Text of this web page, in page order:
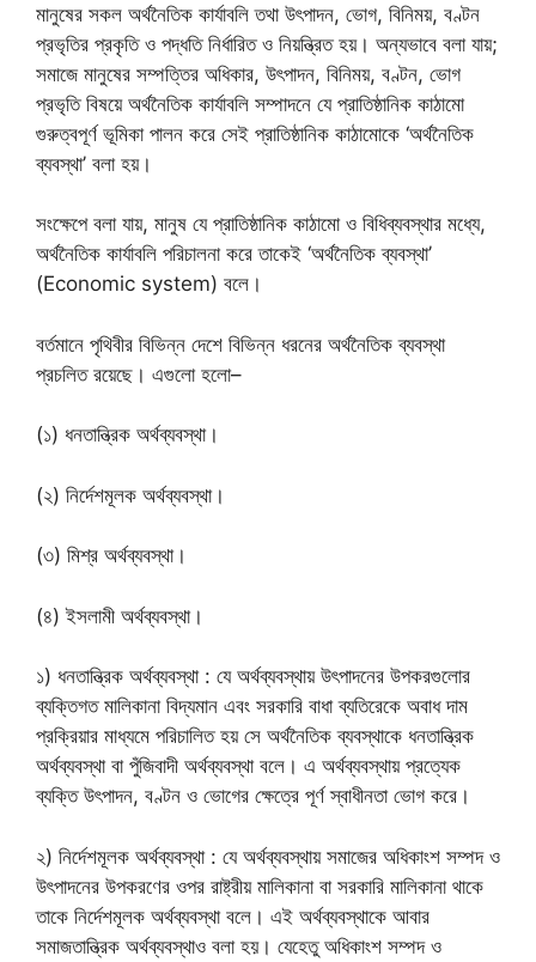
মানুষের সকল অর্থনৈতিক কার্যাবলি তথা উৎপাদন, ভোগ, বিনিময়, বণ্টন
প্রভৃতির প্রকৃতি ও পদ্ধতি নির্ধারিত ও নিয়ন্ত্রিত হয়। অন্যভাবে বলা যায়;
সমাজে মানুষের সম্পত্তির অধিকার, উৎপাদন, বিনিময়, বণ্টন, ভোগ
প্রভৃতি বিষয়ে অর্থনৈতিক কার্যাবলি সম্পাদনে যে প্রাতিষ্ঠানিক কাঠামো
গুরুত্বপূর্ণ ভূমিকা পালন করে সেই প্রাতিষ্ঠানিক কাঠামোকে ‘অর্থনৈতিক
ব্যবস্থা’ বলা হয়।
সংক্ষেপে বলা যায়, মানুষ যে প্রাতিষ্ঠানিক কাঠামো ও বিধিব্যবস্থার মধ্যে,
অর্থনৈতিক কার্যাবলি পরিচালনা করে তাকেই ‘অর্থনৈতিক ব্যবস্থা’
(Economic system) বলে।
বর্তমানে পৃথিবীর বিভিন্ন দেশে বিভিন্ন ধরনের অর্থনৈতিক ব্যবস্থা
প্রচলিত রয়েছে। এগুলো হলো–
(১) ধনতান্ত্রিক অর্থব্যবস্থা।
(২) নির্দেশমূলক অর্থব্যবস্থা।
(৩) মিশ্র অর্থব্যবস্থা।
(৪) ইসলামী অর্থব্যবস্থা।
১) ধনতান্ত্রিক অর্থব্যবস্থা : যে অর্থব্যবস্থায় উৎপাদনের উপকরগুলোর
ব্যক্তিগত মালিকানা বিদ্যমান এবং সরকারি বাধা ব্যতিরেকে অবাধ দাম
প্রক্রিয়ার মাধ্যমে পরিচালিত হয় সে অর্থনৈতিক ব্যবস্থাকে ধনতান্ত্রিক
অর্থব্যবস্থা বা পুঁজিবাদী অর্থব্যবস্থা বলে। এ অর্থব্যবস্থায় প্রত্যেক
ব্যক্তি উৎপাদন, বণ্টন ও ভোগের ক্ষেত্রে পূর্ণ স্বাধীনতা ভোগ করে।
২) নির্দেশমূলক অর্থব্যবস্থা : যে অর্থব্যবস্থায় সমাজের অধিকাংশ সম্পদ ও
উৎপাদনের উপকরণের ওপর রাষ্ট্রীয় মালিকানা বা সরকারি মালিকানা থাকে
তাকে নির্দেশমূলক অর্থব্যবস্থা বলে। এই অর্থব্যবস্থাকে আবার
সমাজতান্ত্রিক অর্থব্যবস্থাও বলা হয়। যেহেতু অধিকাংশ সম্পদ ও